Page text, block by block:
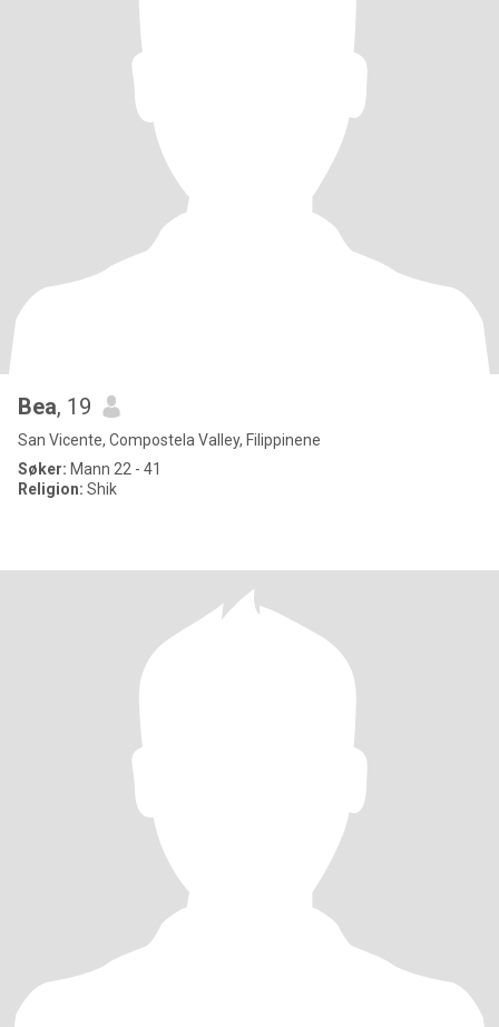
Bea, 19
San Vicente, Compostela Valley, Filippinene
Søker: Mann 22 - 41
Religion: Shik